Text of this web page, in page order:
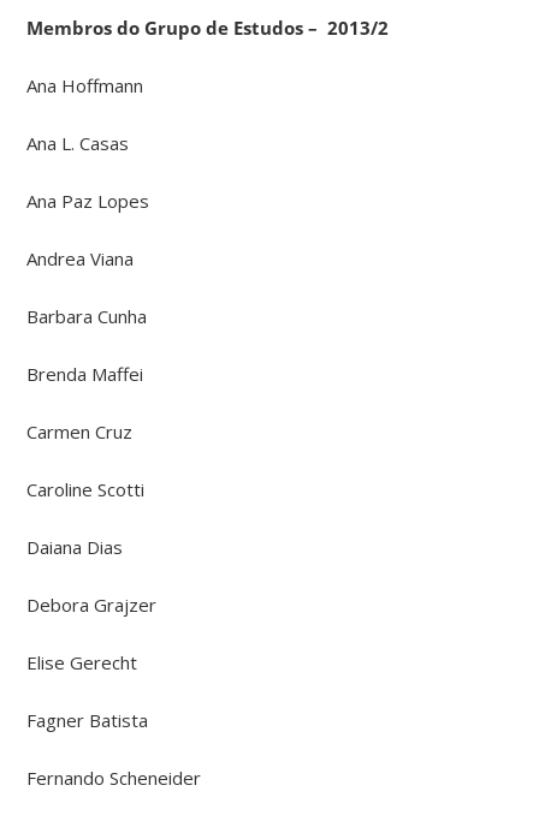
Membros do Grupo de Estudos – 2013/2
Ana Hoffmann
Ana L. Casas
Ana Paz Lopes
Andrea Viana
Barbara Cunha
Brenda Maffei
Carmen Cruz
Caroline Scotti
Daiana Dias
Debora Grajzer
Elise Gerecht
Fagner Batista
Fernando Scheneider